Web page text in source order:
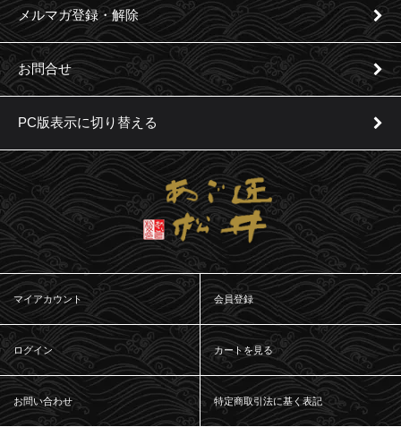
メルマガ登録・解除
お問合せ
PC版表示に切り替える
マイアカウント 会員登録
ログイン カートを見る
お問い合わせ 特定商取引法に基く表記